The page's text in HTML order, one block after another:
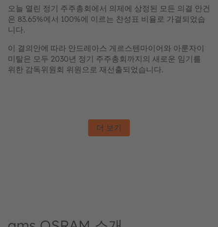
오늘 열린 정기 주주총회에서 의제에 상정된 모든 의결 안건
은 83.65%에서 100%에 이르는 찬성표 비율로 가결되었습
니다.
이 결의안에 따라 안드레아스 게르스텐마이어와 아룬자이
미탈은 모두 2030년 정기 주주총회까지의 새로운 임기를
위한 감독위원회 위원으로 재선출되었습니다.
더 보기